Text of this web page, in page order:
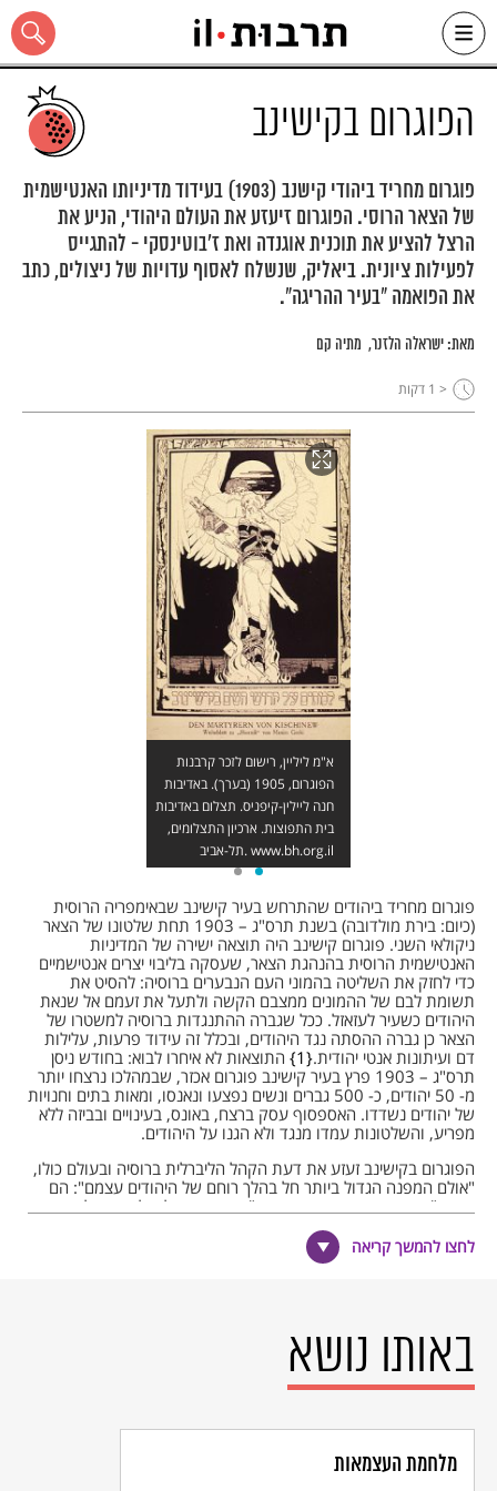
Skip
content
כל האתר
הפוגרום בקישינב
פוגרום מחריד ביהודי קישנב (1903) בעידוד מדיניותו האנטישמית
של הצאר הרוסי. הפוגרום זיעזע את העולם היהודי, הניע את
הרצל להציע את תוכנית אוגנדה ואת ז'בוטינסקי - להתגייס
לפעילות ציונית. ביאליק, שנשלח לאסוף עדויות של ניצולים, כתב
את הפואמה "בעיר ההריגה".
מאת:ישראלה הלזנר מתיה קם
< 1 דקות
א"מ ליליין, רישום לזכר קרבנות
הפוגרום, 1905 (בערך). באדיבות
חנה ליילין-קיפניס. תצלום באדיבות
בית התפוצות. ארכיון התצלומים,
תל-אביב. www.bh.org.il
פוגרום מחריד ביהודים שהתרחש בעיר קישינב שבאימפריה הרוסית
(כיום: בירת מולדובה) בשנת תרס"ג – 1903 תחת שלטונו של הצאר
ניקולאי השני. פוגרום קישינב היה תוצאה ישירה של המדיניות
האנטישמית הרוסית בהנהגת הצאר, שעסקה בליבוי יצרים אנטישמיים
כדי לחזק את השליטה בהמוני העם הנבערים ברוסיה: להסיט את
תשומת לבם של ההמונים ממצבם הקשה ולתעל את זעמם אל שנאת
היהודים כשעיר לעזאזל. ככל שגברה ההתנגדות ברוסיה למשטרו של
הצאר כן גברה ההסתה נגד היהודים, ובכלל זה עידוד פרעות, עלילות
דם ועיתונות אנטי יהודית. 1 התוצאות לא איחרו לבוא: בחודש ניסן
תרס"ג – 1903 פרץ בעיר קישינב פוגרום אכזר, שבמהלכו נרצחו יותר
מ- 50 יהודים, כ- 500 גברים ונשים נפצעו ונאנסו, ומאות בתים וחנויות
של יהודים נשדדו. האספסוף עסק ברצח, באונס, בעינויים ובביזה ללא
מפריע, והשלטונות עמדו מנגד ולא הגנו על היהודים.
הפוגרום בקישינב זעזע את דעת הקהל הליברלית ברוסיה ובעולם כולו,
"אולם המפנה הגדול ביותר חל בהלך רוחם של היהודים עצמם": הם
הבינו "בצורה ברורה ואכזרית ביותר" שאין הם יכולים לסמוך על
השלטונות בהגנה על חייהם ועל רכושם והתארגנו להגנה עצמית.
בעקבות פוגרום קישינב פנה
בצער את ידכם, כי הנרצחים היו בני גזענו, דמנו ובשרנו, ומצבת
קברם מקוננת: עד מתי? בצערנו זה יש מילת תנחומים אחת:
נהיה נא כולנו מאוחדים בצרה כבשמחה, כדי לגאול את עמנו
מעבדותו."
בעקבות הפוגרום העלה הרצלבקונגרס הציוני
ה-6 שהתקיים באותה
שנה אתתכנית אוגנדה
המשוררחיים נחמן ביאליק
לחצו להמשך קריאה
באותו נושא
מלחמת העצמאות